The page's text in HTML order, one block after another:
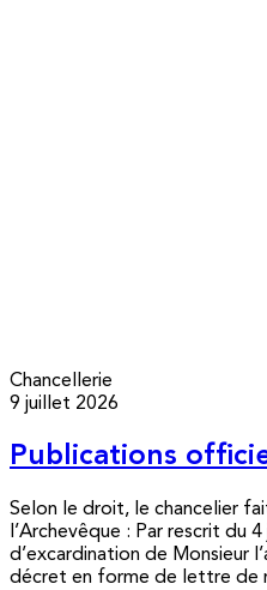
Chancellerie
9 juillet 2026
Publications
Selon le droit, le chancelier
l’Archevêque : Par rescrit du
d’excardination de Monsieur
décret en forme de lettre de